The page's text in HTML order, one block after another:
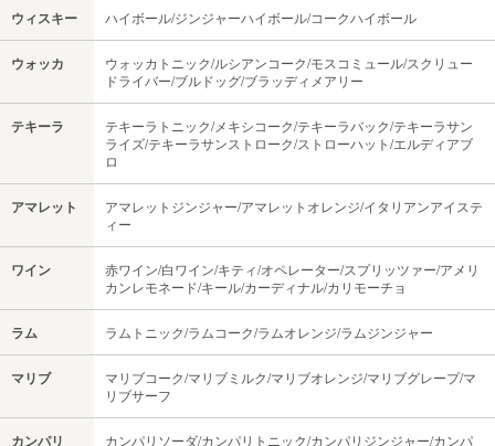
ウィスキー ハイボール/ジンジャーハイボール/コークハイボール
ウォッカ
ウォッカトニック/ルシアンコーク/モスコミュール/スクリュー
ドライバー/ブルドッグ/ブラッディメアリー
テキーラ
テキーラトニック/メキシコーク/テキーラバック/テキーラサン
ライズ/テキーラサンストローク/ストローハット/エルディアブ
ロ
アマレット
アマレットジンジャー/アマレットオレンジ/イタリアンアイステ
ィー
ワイン
赤ワイン/白ワイン/キティ/オペレーター/スプリッツァー/アメリ
カンレモネード/キール/カーディナル/カリモーチョ
ラム ラムトニック/ラムコーク/ラムオレンジ/ラムジンジャー
マリブ
マリブコーク/マリブミルク/マリブオレンジ/マリブグレープ/マ
リブサーフ
カンパリ カンパリソーダ/カンパリトニック/カンパリジンジャー/カンパ